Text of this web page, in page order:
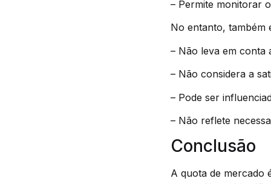
– Permite monitorar
No entanto, também
– Não leva em conta
– Não considera a
– Pode ser
– Não reflete
Conclusão
A quota de mercado